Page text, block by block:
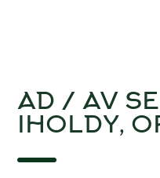
AD / AV
IHOLDY,